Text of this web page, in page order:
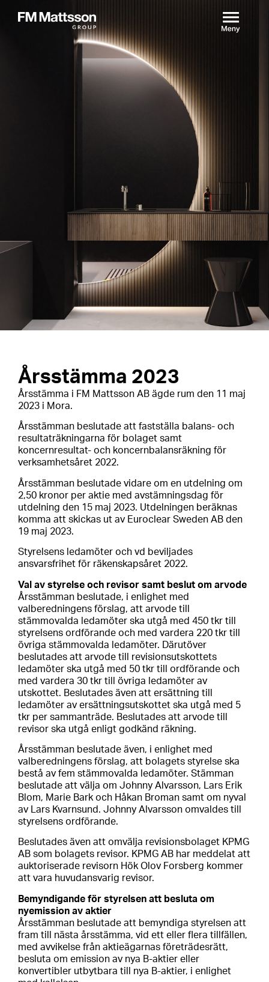
Årsstämma 2023
Årsstämma i FM Mattsson AB ägde rum den 11 maj
2023 i Mora.
Årsstämman beslutade att fastställa balans- och
resultaträkningarna för bolaget samt
koncernresultat- och koncernbalansräkning för
verksamhetsåret 2022.
Årsstämman beslutade vidare om en utdelning om
2,50 kronor per aktie med avstämningsdag för
utdelning den 15 maj 2023. Utdelningen beräknas
komma att skickas ut av Euroclear Sweden AB den
19 maj 2023.
Styrelsens ledamöter och vd beviljades
ansvarsfrihet för räkenskapsåret 2022.
Val av styrelse och revisor samt beslut om arvode
Årsstämman beslutade, i enlighet med
valberedningens förslag, att arvode till
stämmovalda ledamöter ska utgå med 450 tkr till
styrelsens ordförande och med vardera 220 tkr till
övriga stämmovalda ledamöter. Därutöver
beslutades att arvode till revisionsutskottets
ledamöter ska utgå med 50 tkr till ordförande och
med vardera 30 tkr till övriga ledamöter av
utskottet. Beslutades även att ersättning till
ledamöter av ersättningsutskottet ska utgå med 5
tkr per sammanträde. Beslutades att arvode till
revisor ska utgå enligt godkänd räkning.
Årsstämman beslutade även, i enlighet med
valberedningens förslag, att bolagets styrelse ska
bestå av fem stämmovalda ledamöter. Stämman
beslutade att välja om Johnny Alvarsson, Lars Erik
Blom, Marie Bark och Håkan Broman samt om nyval
av Lars Kvarnsund. Johnny Alvarsson omvaldes till
styrelsens ordförande.
Beslutades även att omvälja revisionsbolaget KPMG
AB som bolagets revisor. KPMG AB har meddelat att
auktoriserade revisorn Hök Olov Forsberg kommer
att vara huvudansvarig revisor.
Bemyndigande för styrelsen att besluta om
nyemission av aktier
Årsstämman beslutade att bemyndiga styrelsen att
fram till nästa årsstämma, vid ett eller flera tillfällen,
med avvikelse från aktieägarnas företrädesrätt,
besluta om emission av nya B-aktier eller
konvertibler utbytbara till nya B-aktier, i enlighet